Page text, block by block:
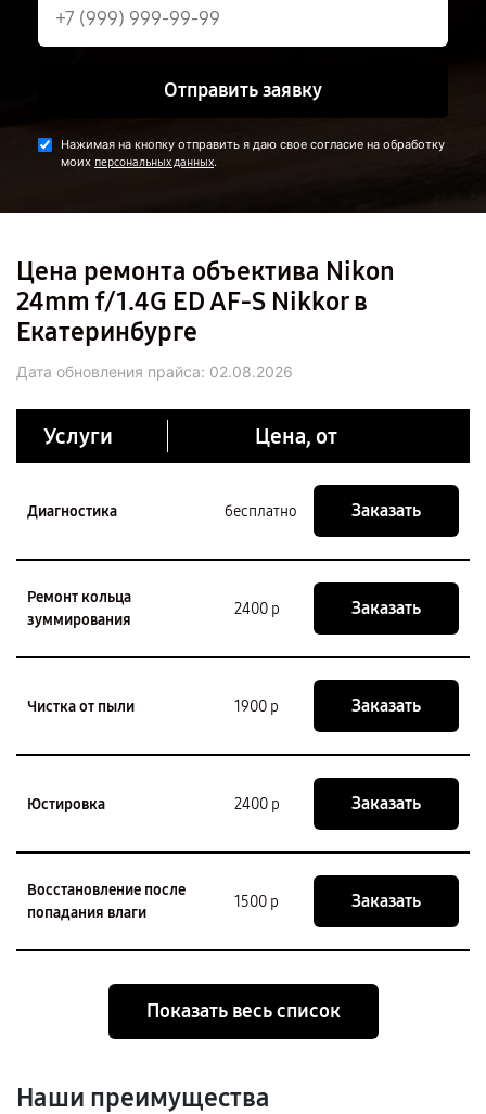
Отправить заявку
Нажимая на кнопку отправить я даю свое согласие на обработку
моих персональных данных.
Цена ремонта объектива Nikon
24mm f/1.4G ED AF-S Nikkor в
Екатеринбурге
Дата обновления прайса: 02.08.2026
Услуги Цена, от
Диагностика бесплатно Заказать
Ремонт кольца
зуммирования
2400 р Заказать
Чистка от пыли 1900 р Заказать
Юстировка 2400 р Заказать
Восстановление после
попадания влаги
1500 р Заказать
Показать весь список
Наши преимущества